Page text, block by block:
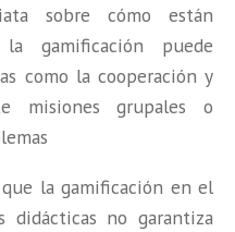
sobre cómo están
la gamificación puede
como la cooperación y
misiones grupales o
la gamificación en el
didácticas no garantiza